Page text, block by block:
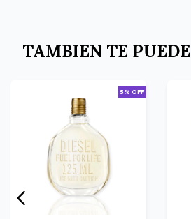
TAMBIEN TE
5% OFF